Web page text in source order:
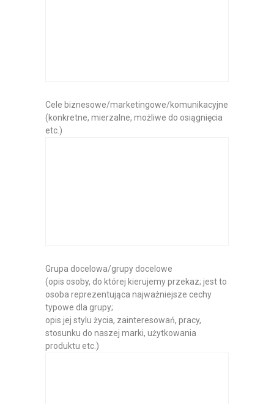
Cele biznesowe/marketingowe/komunikacyjne
(konkretne, mierzalne, możliwe do osiągnięcia
etc.)
Grupa docelowa/grupy docelowe
(opis osoby, do której kierujemy przekaz; jest to
osoba reprezentująca najważniejsze cechy
typowe dla grupy;
opis jej stylu życia, zainteresowań, pracy,
stosunku do naszej marki, użytkowania
produktu etc.)